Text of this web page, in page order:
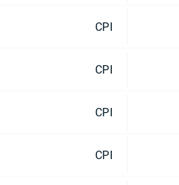
CPI
CPI
CPI
CPI